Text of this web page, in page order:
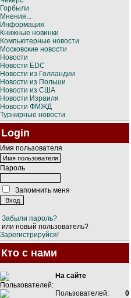
Горбыли
Мнения...
Информация
Книжные новинки
Компьютерные новости
Московские новости
Новости
Новости EDC
Новости из Голландии
Новости из Польши
Новости из США
Новости Израиля
Новости ФМЖД
Турнирные новости
Login
Имя пользователя
Пароль
Запомнить меня
Забыли пароль?
или новый пользователь?
Зарегистрируйся!
Кто с нами
На сайте
Пользователей: 0